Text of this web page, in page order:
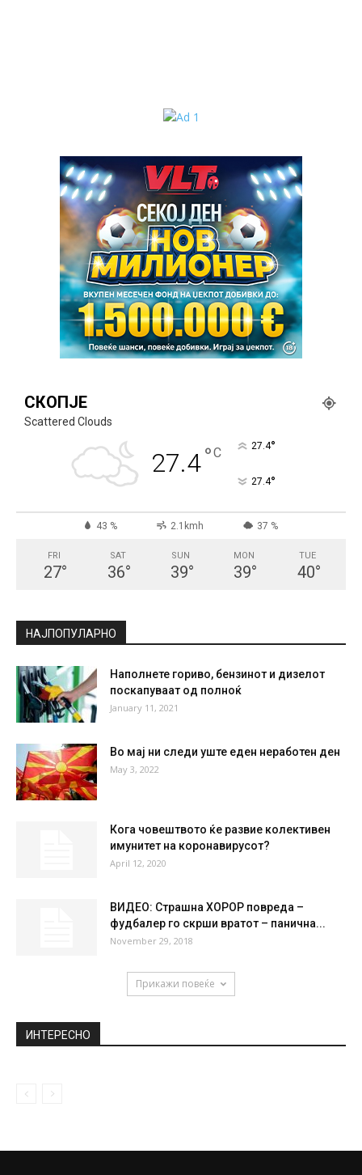
СКОПЈЕ
Scattered Clouds
27.4°C 27.4°
27.4°
43 % 2.1kmh 37 %
FRI
27°
SAT
36°
SUN
39°
MON
39°
TUE
40°
НАЈПОПУЛАРНО
Наполнете гориво, бензинoт и дизелот
поскапуваат од полноќ
January 11, 2021
Во мај ни следи уште еден неработен ден
May 3, 2022
Кога човештвото ќе развие колективен
имунитет на коронавирусот?
April 12, 2020
ВИДЕО: Страшна ХОРОР повреда –
фудбалер го скрши вратот – панична...
November 29, 2018
Прикажи повеќе
ИНТЕРЕСНО